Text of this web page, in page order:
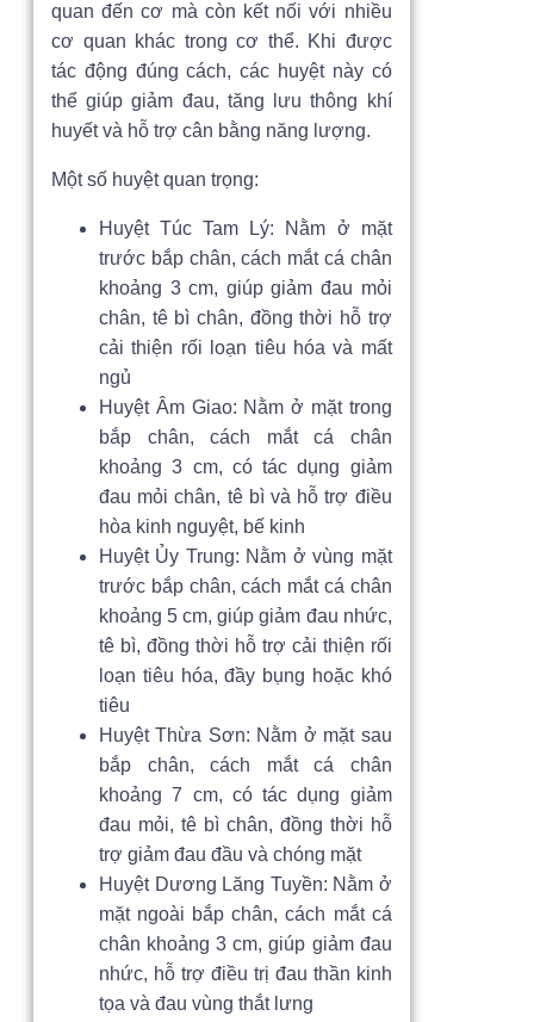
quan đến cơ mà còn kết nối với nhiều
cơ quan khác trong cơ thể. Khi được
tác động đúng cách, các huyệt này có
thể giúp giảm đau, tăng lưu thông khí
huyết và hỗ trợ cân bằng năng lượng.
Một số huyệt quan trọng:
Huyệt Túc Tam Lý: Nằm ở mặt
trước bắp chân, cách mắt cá chân
khoảng 3 cm, giúp giảm đau mỏi
chân, tê bì chân, đồng thời hỗ trợ
cải thiện rối loạn tiêu hóa và mất
ngủ
Huyệt Âm Giao: Nằm ở mặt trong
bắp chân, cách mắt cá chân
khoảng 3 cm, có tác dụng giảm
đau mỏi chân, tê bì và hỗ trợ điều
hòa kinh nguyệt, bế kinh
Huyệt Ủy Trung: Nằm ở vùng mặt
trước bắp chân, cách mắt cá chân
khoảng 5 cm, giúp giảm đau nhức,
tê bì, đồng thời hỗ trợ cải thiện rối
loạn tiêu hóa, đầy bụng hoặc khó
tiêu
Huyệt Thừa Sơn: Nằm ở mặt sau
bắp chân, cách mắt cá chân
khoảng 7 cm, có tác dụng giảm
đau mỏi, tê bì chân, đồng thời hỗ
trợ giảm đau đầu và chóng mặt
Huyệt Dương Lăng Tuyền: Nằm ở
mặt ngoài bắp chân, cách mắt cá
chân khoảng 3 cm, giúp giảm đau
nhức, hỗ trợ điều trị đau thần kinh
tọa và đau vùng thắt lưng